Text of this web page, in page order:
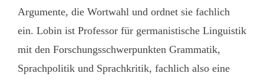
Argumente, die Wortwahl und ordnet sie fachlich
ein. Lobin ist Professor für germanistische Linguistik
mit den Forschungsschwerpunkten Grammatik,
Sprachpolitik und Sprachkritik, fachlich also eine